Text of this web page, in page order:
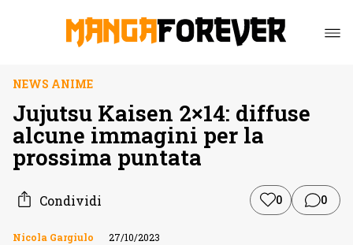
NEWS ANIME
Jujutsu Kaisen 2×14: diffuse
alcune immagini per la
prossima puntata
Condividi 0 0
Nicola Gargiulo 27/10/2023